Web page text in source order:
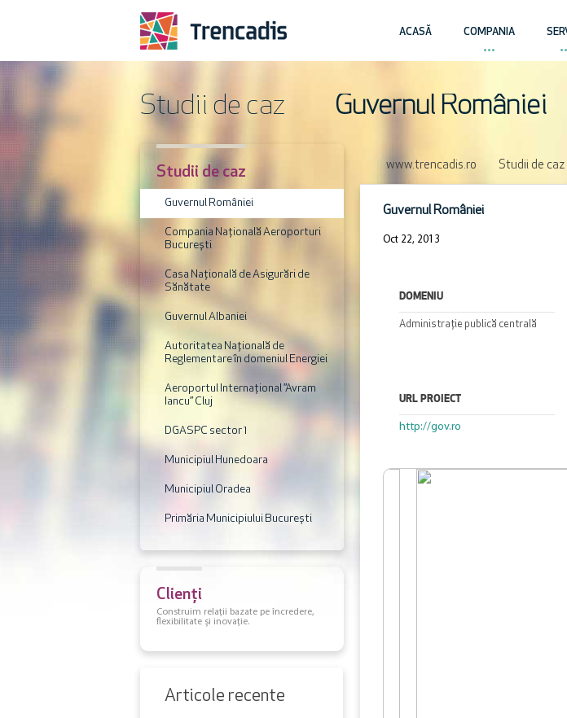
ACASĂ COMPANIA
Studii de caz Guvernul României
Studii de caz
Guvernul României
Compania Națională Aeroporturi
București
Casa Națională de Asigurări de
Sănătate
Guvernul Albaniei
Autoritatea Națională de
Reglementare în domeniul Energiei
Aeroportul Internaţional ”Avram
Iancu” Cluj
DGASPC sector 1
Municipiul Hunedoara
Municipiul Oradea
Primăria Municipiului București
Clienți
Construim relații bazate pe încredere,
flexibilitate și inovație.
Articole recente
www.trencadis.ro Studii de caz
Guvernul României
Oct 22, 2013
DOMENIU
Administrație publică centrală
URL PROIECT
http://gov.ro